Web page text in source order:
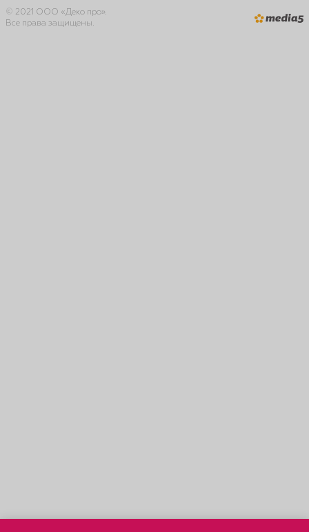
© 2021 ООО «Деко про».
Все права защищены.